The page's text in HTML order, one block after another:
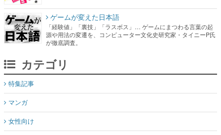
ゲームが変えた日本語
「経験値」「裏技」「ラスボス」… ゲームにまつわる言葉の起
源や用法の変遷を、コンピューター文化史研究家・タイニーP氏
が徹底調査。
カテゴリ
特集記事
マンガ
女性向け